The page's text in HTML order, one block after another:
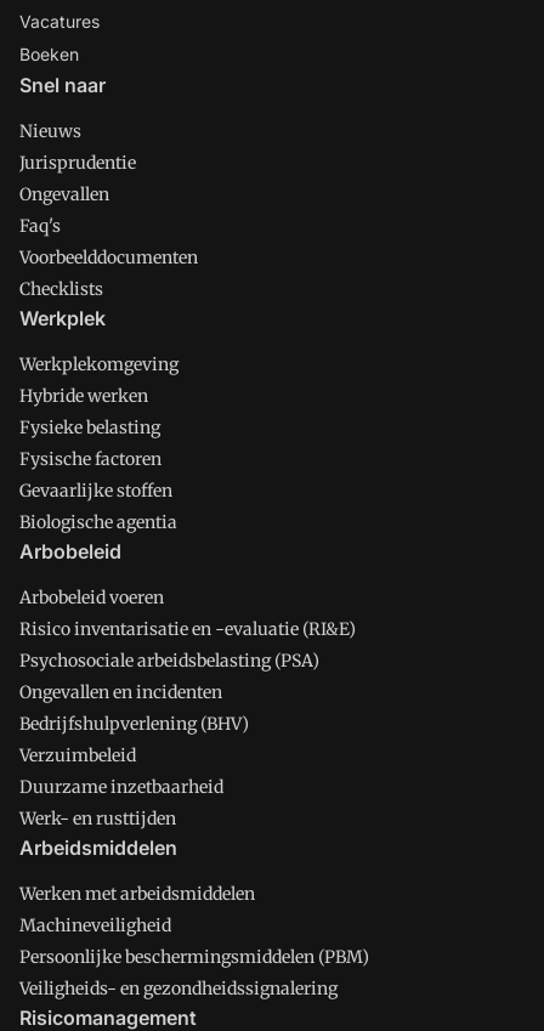
Vacatures
Boeken
Snel naar
Nieuws
Jurisprudentie
Ongevallen
Faq's
Voorbeelddocumenten
Checklists
Werkplek
Werkplekomgeving
Hybride werken
Fysieke belasting
Fysische factoren
Gevaarlijke stoffen
Biologische agentia
Arbobeleid
Arbobeleid voeren
Risico inventarisatie en -evaluatie (RI&E)
Psychosociale arbeidsbelasting (PSA)
Ongevallen en incidenten
Bedrijfshulpverlening (BHV)
Verzuimbeleid
Duurzame inzetbaarheid
Werk- en rusttijden
Arbeidsmiddelen
Werken met arbeidsmiddelen
Machineveiligheid
Persoonlijke beschermingsmiddelen (PBM)
Veiligheids- en gezondheidssignalering
Risicomanagement